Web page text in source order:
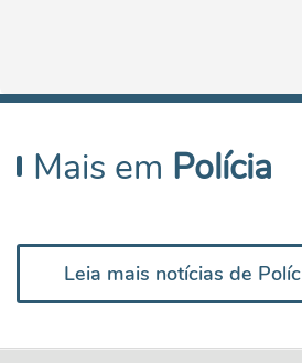
Mais em Polícia
Leia mais notícias de